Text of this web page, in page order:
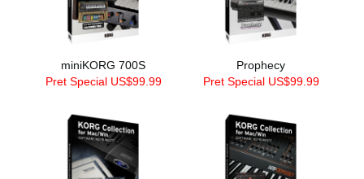
miniKORG 700S
Pret Special US$99.99
Prophecy
Pret Special US$99.99